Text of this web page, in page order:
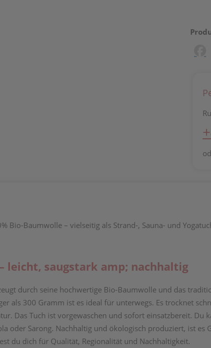
Bio-Baumwolle – vielseitig als Strand-, Sauna- und
leicht, saugstark amp; nachhaltig
durch seine hochwertige Bio-Baumwolle und das
als 300 Gramm ist es ideal für unterwegs. Es trocknet
Das Tuch ist vorgewaschen und sofort einsatzbereit. Du
oder Sarong. Nachhaltig und ökologisch produziert, ist
du dich für Qualität, Regionalität und Nachhaltigkeit.